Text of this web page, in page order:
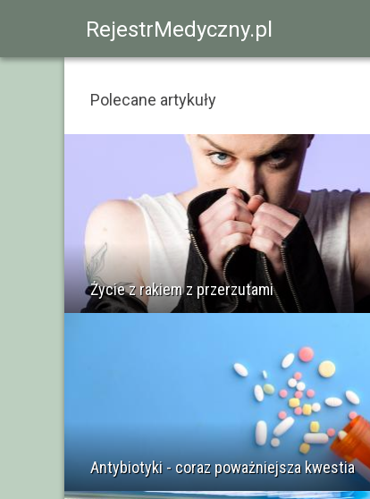
RejestrMedyczny.pl
Polecane artykuły
Życie z rakiem z przerzutami
Antybiotyki - coraz poważniejsza kwestia